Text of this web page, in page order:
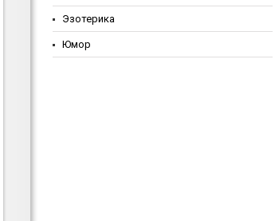
Эзотерика
Юмор